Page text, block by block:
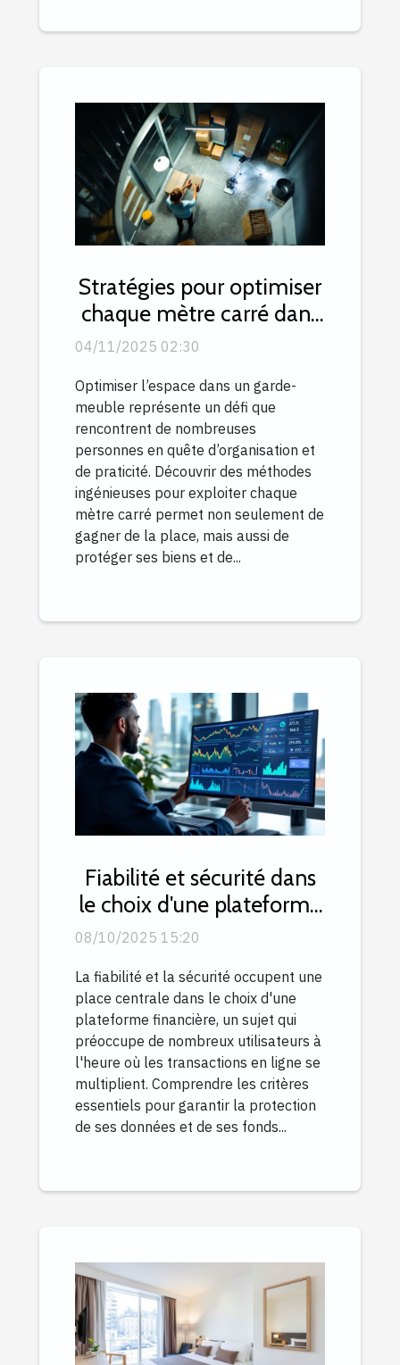
Stratégies pour optimiser
chaque mètre carré dans
un garde-meuble
04/11/2025 02:30
Optimiser l’espace dans un garde-
meuble représente un défi que
rencontrent de nombreuses
personnes en quête d’organisation et
de praticité. Découvrir des méthodes
ingénieuses pour exploiter chaque
mètre carré permet non seulement de
gagner de la place, mais aussi de
protéger ses biens et de...
Fiabilité et sécurité dans
le choix d'une plateforme
financière
08/10/2025 15:20
La fiabilité et la sécurité occupent une
place centrale dans le choix d'une
plateforme financière, un sujet qui
préoccupe de nombreux utilisateurs à
l'heure où les transactions en ligne se
multiplient. Comprendre les critères
essentiels pour garantir la protection
de ses données et de ses fonds...